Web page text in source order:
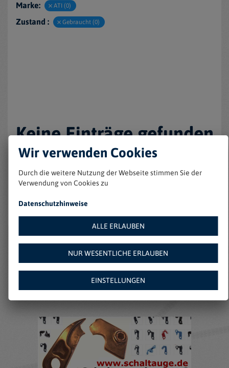
Marke: ATI (0)
Zustand : Gebraucht (0)
Keine Einträge gefunden
Weitere Angebote auf
Amazon:
Wir verwenden Cookies
Durch die weitere Nutzung der Webseite stimmen Sie der
Verwendung von Cookies zu
Datenschutzhinweise
ALLE ERLAUBEN
NUR WESENTLICHE ERLAUBEN
EINSTELLUNGEN